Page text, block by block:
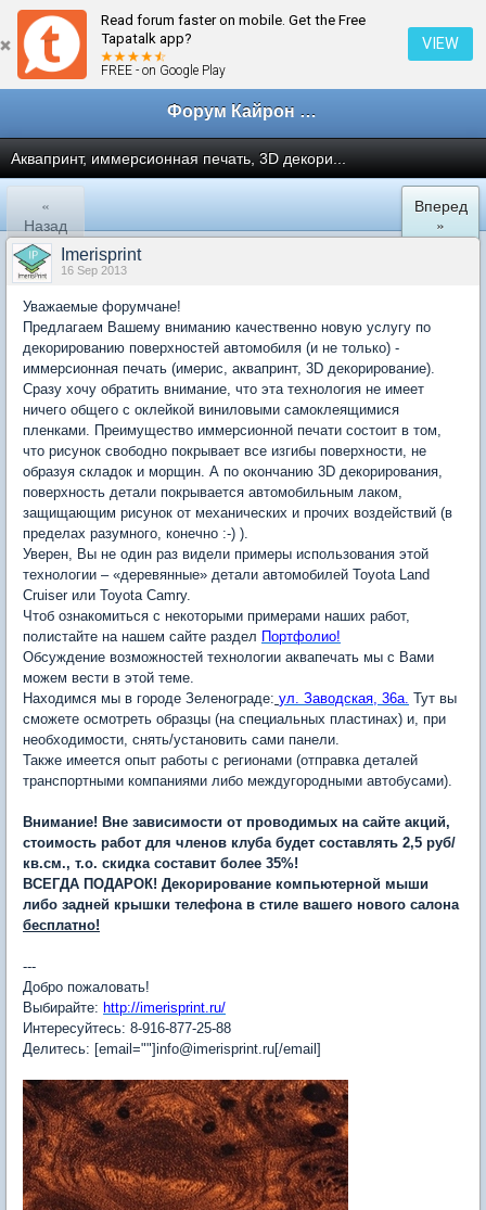
Read forum faster on mobile. Get the Free
Tapatalk app?
FREE - on Google Play
VIEW
← Партнерство
Форум Кайрон клана
Аквапринт, иммерсионная печать, 3D декори...
«
Назад
Вперед
»
Imerisprint
16 Sep 2013
Уважаемые форумчане!
Предлагаем Вашему вниманию качественно новую услугу по
декорированию поверхностей автомобиля (и не только) -
иммерсионная печать (имерис, аквапринт, 3D декорирование).
Сразу хочу обратить внимание, что эта технология не имеет
ничего общего с оклейкой виниловыми самоклеящимися
пленками. Преимущество иммерсионной печати состоит в том,
что рисунок свободно покрывает все изгибы поверхности, не
образуя складок и морщин. А по окончанию 3D декорирования,
поверхность детали покрывается автомобильным лаком,
защищающим рисунок от механических и прочих воздействий (в
пределах разумного, конечно :-) ).
Уверен, Вы не один раз видели примеры использования этой
технологии – «деревянные» детали автомобилей Toyota Land
Cruiser или Toyota Camry.
Чтоб ознакомиться с некоторыми примерами наших работ,
полистайте на нашем сайте раздел Портфолио!
Обсуждение возможностей технологии аквапечать мы с Вами
можем вести в этой теме.
Находимся мы в городе Зеленограде: ул. Заводская, 36а. Тут вы
сможете осмотреть образцы (на специальных пластинах) и, при
необходимости, снять/установить сами панели.
Также имеется опыт работы с регионами (отправка деталей
транспортными компаниями либо междугородными автобусами).
Внимание! Вне зависимости от проводимых на сайте акций,
стоимость работ для членов клуба будет составлять 2,5 руб/
кв.см., т.о. скидка составит более 35%!
ВСЕГДА ПОДАРОК! Декорирование компьютерной мыши
либо задней крышки телефона в стиле вашего нового салона
бесплатно!
---
Добро пожаловать!
Выбирайте: http://imerisprint.ru/
Интересуйтесь: 8-916-877-25-88
Делитесь: [email=""]info@imerisprint.ru[/email]